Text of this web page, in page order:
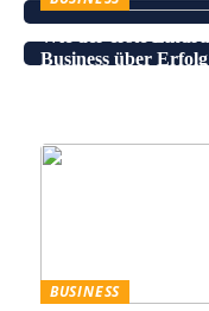
Business über Erfolg
BUSINESS